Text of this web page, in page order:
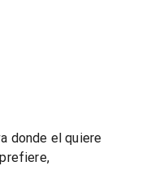
donde el quiere